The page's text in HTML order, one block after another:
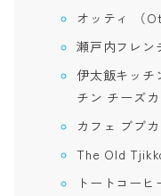
オッティ （
瀬戸内フレン
伊太飯キッチ
チン チーズカ
カフェ ブブ
The Old
トートコーヒ